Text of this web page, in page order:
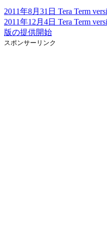
2011年8月31日 Tera Term
2011年12月4日 Tera Term
版の提供開始
スポンサーリンク